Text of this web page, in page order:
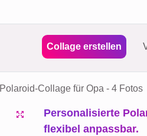
Collage erstellen
Collage für Opa - 4 Fotos
Personalisierte
flexibel anpassbar.